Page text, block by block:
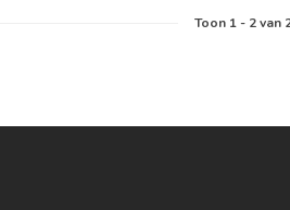
Toon 1- 2van